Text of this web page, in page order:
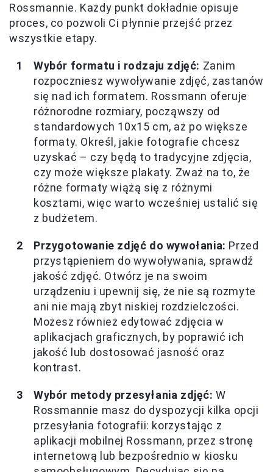
Rossmannie. Każdy punkt dokładnie opisuje
proces, co pozwoli Ci płynnie przejść przez
wszystkie etapy.
Wybór formatu i rodzaju zdjęć: Zanim
rozpoczniesz wywoływanie zdjęć, zastanów
się nad ich formatem. Rossmann oferuje
różnorodne rozmiary, począwszy od
standardowych 10x15 cm, aż po większe
formaty. Określ, jakie fotografie chcesz
uzyskać – czy będą to tradycyjne zdjęcia,
czy może większe plakaty. Zważ na to, że
różne formaty wiążą się z różnymi
kosztami, więc warto wcześniej ustalić się
z budżetem.
Przygotowanie zdjęć do wywołania: Przed
przystąpieniem do wywoływania, sprawdź
jakość zdjęć. Otwórz je na swoim
urządzeniu i upewnij się, że nie są rozmyte
ani nie mają zbyt niskiej rozdzielczości.
Możesz również edytować zdjęcia w
aplikacjach graficznych, by poprawić ich
jakość lub dostosować jasność oraz
kontrast.
Wybór metody przesyłania zdjęć: W
Rossmannie masz do dyspozycji kilka opcji
przesyłania fotografii: korzystając z
aplikacji mobilnej Rossmann, przez stronę
internetową lub bezpośrednio w kiosku